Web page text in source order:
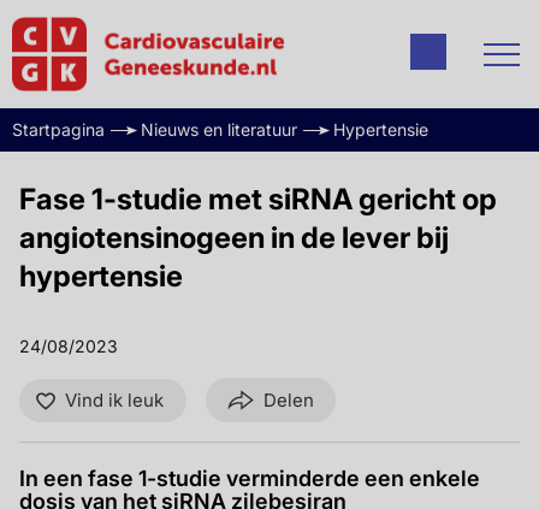
Startpagina Nieuws en literatuur Hypertensie
Fase 1-studie met siRNA gericht op
angiotensinogeen in de lever bij
hypertensie
24/08/2023
Vind ik leuk Delen
In een fase 1-studie verminderde een enkele
dosis van het siRNA zilebesiran